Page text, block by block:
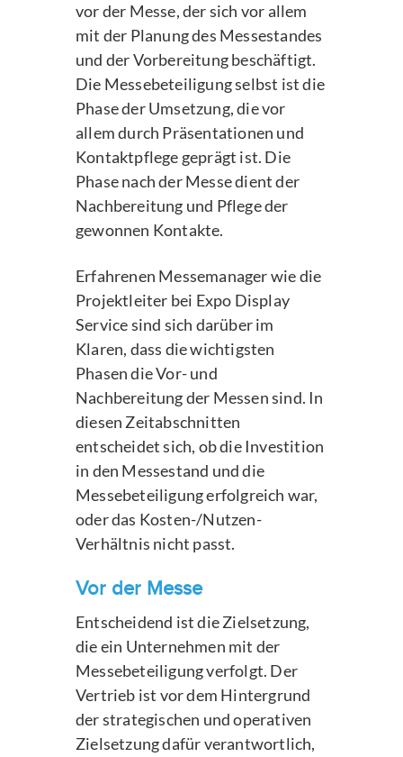
vor der Messe, der sich vor allem
mit der Planung des Messestandes
und der Vorbereitung beschäftigt.
Die Messebeteiligung selbst ist die
Phase der Umsetzung, die vor
allem durch Präsentationen und
Kontaktpflege geprägt ist. Die
Phase nach der Messe dient der
Nachbereitung und Pflege der
gewonnen Kontakte.
Erfahrenen Messemanager wie die
Projektleiter bei Expo Display
Service sind sich darüber im
Klaren, dass die wichtigsten
Phasen die Vor- und
Nachbereitung der Messen sind. In
diesen Zeitabschnitten
entscheidet sich, ob die Investition
in den Messestand und die
Messebeteiligung erfolgreich war,
oder das Kosten-/Nutzen-
Verhältnis nicht passt.
Vor der Messe
Entscheidend ist die Zielsetzung,
die ein Unternehmen mit der
Messebeteiligung verfolgt. Der
Vertrieb ist vor dem Hintergrund
der strategischen und operativen
Zielsetzung dafür verantwortlich,